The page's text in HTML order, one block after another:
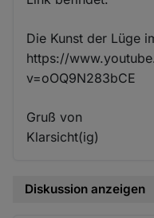
Die Kunst der Lüge
https://
v=oOQ9N283bCE
Gruß von
Klarsicht(ig)
Diskussion anzeigen